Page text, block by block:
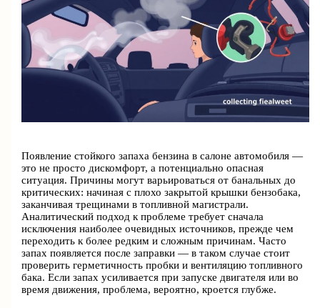
Появление стойкого запаха бензина в салоне автомобиля —
это не просто дискомфорт, а потенциально опасная
ситуация. Причины могут варьироваться от банальных до
критических: начиная с плохо закрытой крышки бензобака,
заканчивая трещинами в топливной магистрали.
Аналитический подход к проблеме требует сначала
исключения наиболее очевидных источников, прежде чем
переходить к более редким и сложным причинам. Часто
запах появляется после заправки — в таком случае стоит
проверить герметичность пробки и вентиляцию топливного
бака. Если запах усиливается при запуске двигателя или во
время движения, проблема, вероятно, кроется глубже.